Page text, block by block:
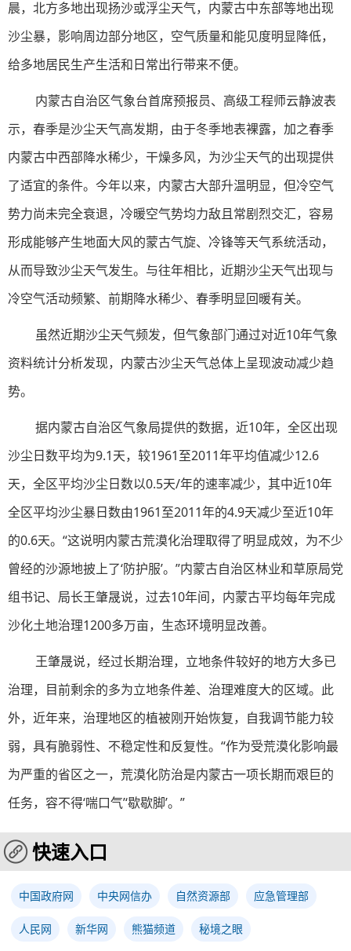
晨，北方多地出现扬沙或浮尘天气，内蒙古中东部等地出现
沙尘暴，影响周边部分地区，空气质量和能见度明显降低，
给多地居民生产生活和日常出行带来不便。
内蒙古自治区气象台首席预报员、高级工程师云静波表
示，春季是沙尘天气高发期，由于冬季地表裸露，加之春季
内蒙古中西部降水稀少，干燥多风，为沙尘天气的出现提供
了适宜的条件。今年以来，内蒙古大部升温明显，但冷空气
势力尚未完全衰退，冷暖空气势均力敌且常剧烈交汇，容易
形成能够产生地面大风的蒙古气旋、冷锋等天气系统活动，
从而导致沙尘天气发生。与往年相比，近期沙尘天气出现与
冷空气活动频繁、前期降水稀少、春季明显回暖有关。
虽然近期沙尘天气频发，但气象部门通过对近10年气象
资料统计分析发现，内蒙古沙尘天气总体上呈现波动减少趋
势。
据内蒙古自治区气象局提供的数据，近10年，全区出现
沙尘日数平均为9.1天，较1961至2011年平均值减少12.6
天，全区平均沙尘日数以0.5天/年的速率减少，其中近10年
全区平均沙尘暴日数由1961至2011年的4.9天减少至近10年
的0.6天。“这说明内蒙古荒漠化治理取得了明显成效，为不少
曾经的沙源地披上了‘防护服’。”内蒙古自治区林业和草原局党
组书记、局长王肇晟说，过去10年间，内蒙古平均每年完成
沙化土地治理1200多万亩，生态环境明显改善。
王肇晟说，经过长期治理，立地条件较好的地方大多已
治理，目前剩余的多为立地条件差、治理难度大的区域。此
外，近年来，治理地区的植被刚开始恢复，自我调节能力较
弱，具有脆弱性、不稳定性和反复性。“作为受荒漠化影响最
为严重的省区之一，荒漠化防治是内蒙古一项长期而艰巨的
任务，容不得‘喘口气’‘歇歇脚’。”
快速入口
中国政府网 中央网信办 自然资源部 应急管理部
人民网 新华网 熊猫频道 秘境之眼